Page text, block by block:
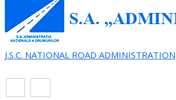
J.S.C. NATIONAL ROAD ADMINISTRATION